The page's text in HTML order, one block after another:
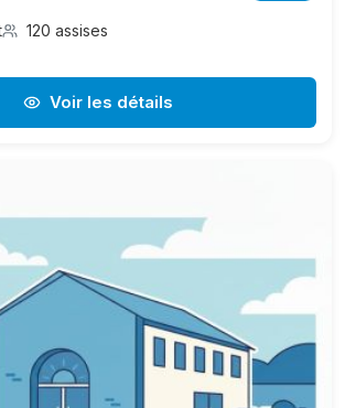
120 assises
Voir les détails